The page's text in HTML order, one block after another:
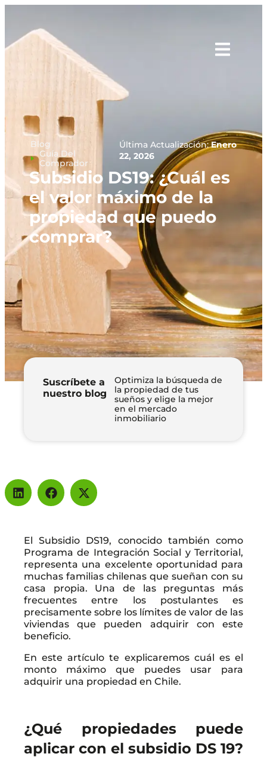
Blog
Guía Del
Comprador
Última Actualización:Enero
22, 2026
Subsidio DS19: ¿Cuál es
el valor máximo de la
propiedad que puedo
comprar?
Suscríbete a
nuestro blog
Optimiza la búsqueda de
la propiedad de tus
sueños y elige la mejor
en el mercado
inmobiliario
El Subsidio DS19, conocido también como
Programa de Integración Social y Territorial,
representa una excelente oportunidad para
muchas familias chilenas que sueñan con su
casa propia. Una de las preguntas más
frecuentes entre los postulantes es
precisamente sobre los límites de valor de las
viviendas que pueden adquirir con este
beneficio.
En este artículo te explicaremos cuál es el
monto máximo que puedes usar para
adquirir una propiedad en Chile.
¿Qué propiedades puede
aplicar con el subsidio DS 19?